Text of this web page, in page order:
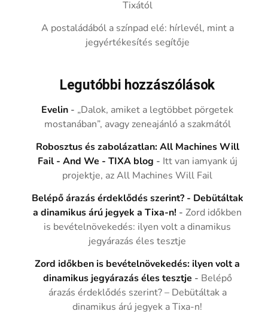
Tixától
A postaládából a színpad elé: hírlevél, mint a
jegyértékesítés segítője
Legutóbbi hozzászólások
Evelin - „Dalok, amiket a legtöbbet pörgetek
mostanában”, avagy zeneajánló a szakmától
Robosztus és zabolázatlan: All Machines Will
Fail - And We - TIXA blog - Itt van iamyank új
projektje, az All Machines Will Fail
Belépő árazás érdeklődés szerint? - Debütáltak
a dinamikus árú jegyek a Tixa-n! -Zord időkben
is bevételnövekedés: ilyen volt a dinamikus
jegyárazás éles tesztje
Zord időkben is bevételnövekedés: ilyen volt a
dinamikus jegyárazás éles tesztje - Belépő
árazás érdeklődés szerint? – Debütáltak a
dinamikus árú jegyek a Tixa-n!